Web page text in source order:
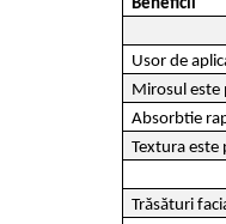
Beneficii
Usor de
Mirosul este
Absorbtie
Textura este
Trăsături